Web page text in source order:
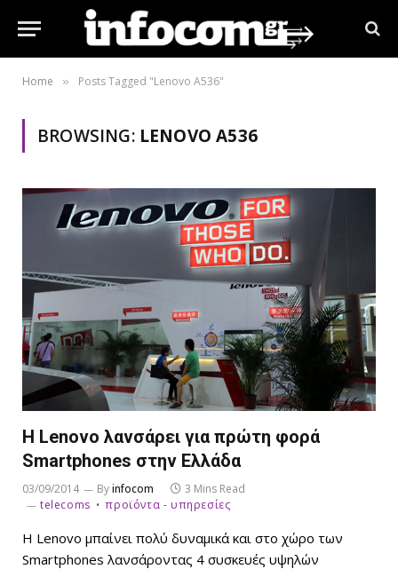
Home » Posts Tagged "Lenovo A536"
BROWSING: LENOVO A536
Η Lenovo λανσάρει για πρώτη φορά
Smartphones στην Ελλάδα
03/09/2014 Byinfocom
3 Mins Read
telecoms
προϊόντα - υπηρεσίες
Η Lenovo μπαίνει πολύ δυναμικά και στο χώρο των
Smartphones λανσάροντας 4 συσκευές υψηλών